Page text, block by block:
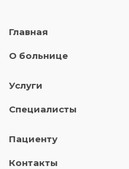
Главная
О больнице
Услуги
Специалисты
Пациенту
Контакты